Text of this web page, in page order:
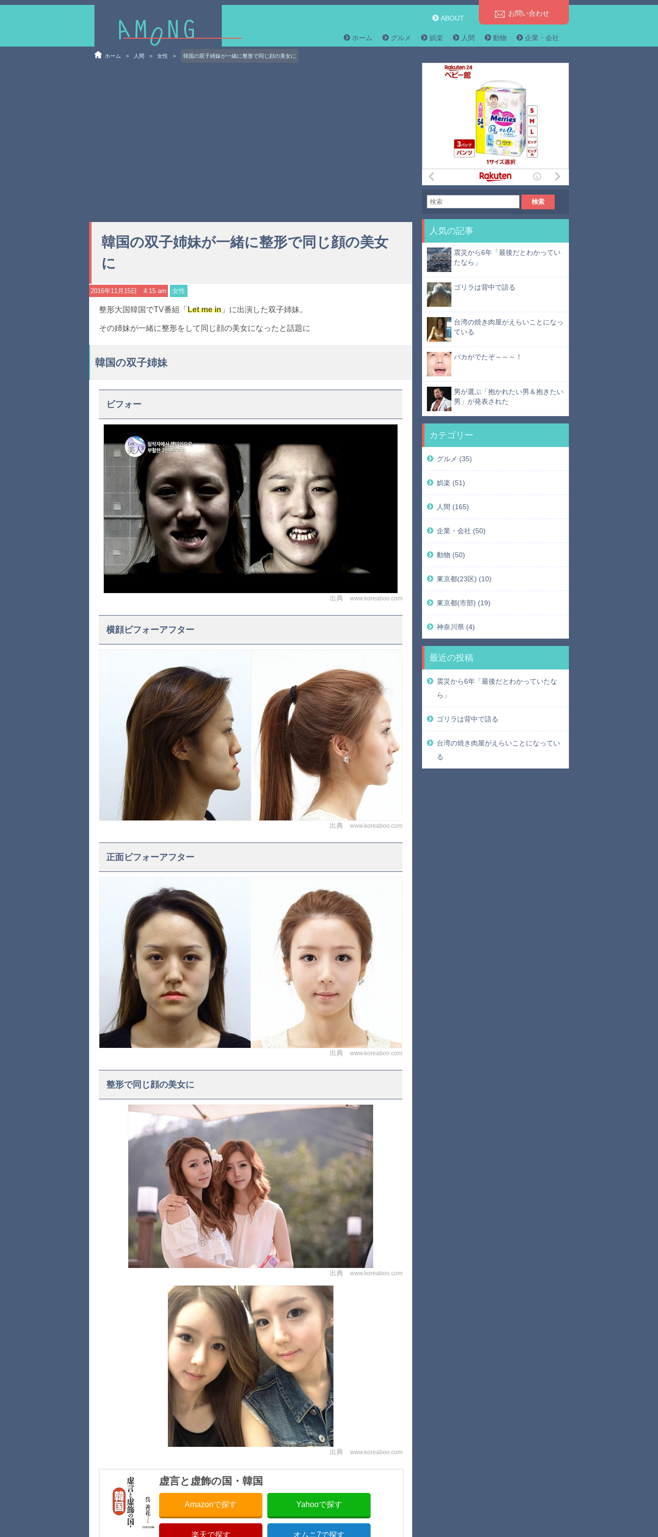
お問い合わせ
ABOUT
ホーム グルメ 娯楽 人間 動物 企業・会社
ホーム > 人間 > 女性 > 韓国の双子姉妹が一緒に整形で同じ顔の美女に
韓国の双子姉妹が一緒に整形で同じ顔の美女
に
2016年11月15日 4:15 am 女性
整形大国韓国でTV番組「 Let me in 」に出演した双子姉妹。
その姉妹が一緒に整形をして同じ顔の美女になったと話題に
韓国の双子姉妹
ビフォー
出典 www.koreaboo.com
横顔ビフォーアフター
出典 www.koreaboo.com
正面ビフォーアフター
出典 www.koreaboo.com
整形で同じ顔の美女に
出典 www.koreaboo.com
出典 www.koreaboo.com
虚言と虚飾の国・韓国
Amazonで探す Yahooで探す
楽天で探す オムニ7で探す
人気の記事
震災から6年「最後だとわかってい
たなら」
ゴリラは背中で語る
台湾の焼き肉屋がえらいことになっ
ている
バカがでたぞ～～～！
男が選ぶ「抱かれたい男＆抱きたい
男」が発表された
カテゴリー
グルメ (35)
娯楽 (51)
人間 (165)
企業・会社 (50)
動物 (50)
東京都(23区) (10)
東京都(市部) (19)
神奈川県 (4)
最近の投稿
震災から6年「最後だとわかっていたな
ら」
ゴリラは背中で語る
台湾の焼き肉屋がえらいことになってい
る